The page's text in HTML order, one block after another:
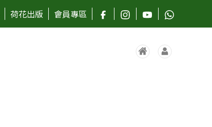
荷花出版 會員專區